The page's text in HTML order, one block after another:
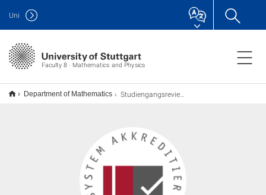
Faculty 8 · Mathematics and Physics
Uni
Department of Mathematics Studiengangsreview Mathematik